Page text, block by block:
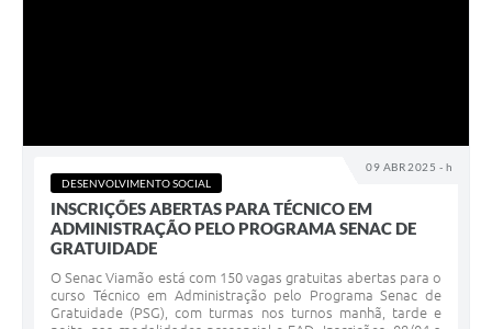
09 ABR 2025 - h
DESENVOLVIMENTO SOCIAL
INSCRIÇÕES ABERTAS PARA TÉCNICO EM
ADMINISTRAÇÃO PELO PROGRAMA SENAC DE
GRATUIDADE
O Senac Viamão está com 150 vagas gratuitas abertas para o
curso Técnico em Administração pelo Programa Senac de
Gratuidade (PSG), com turmas nos turnos manhã, tarde e